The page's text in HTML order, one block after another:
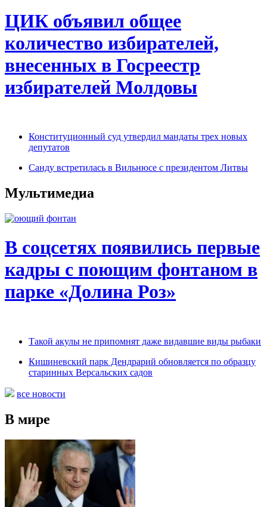
ЦИК объявил общее
количество избирателей,
внесенных в Госреестр
избирателей Молдовы
Конституционный суд утвердил мандаты трех новых
депутатов
Санду встретилась в Вильнюсе с президентом Литвы
Мультимедиа
В соцсетях появились первые
кадры с поющим фонтаном в
парке «Долина Роз»
Такой акулы не припомнят даже видавшие виды рыбаки
Кишиневский парк Дендрарий обновляется по образцу
старинных Версальских садов
все новости
В мире